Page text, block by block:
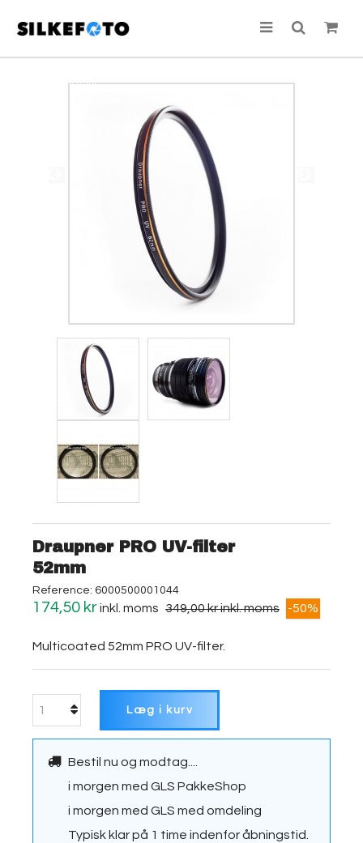
TILBUD!
Draupner PRO UV-filter
52mm
Reference: 6000500001044
174,50 krinkl. moms 349,00 krinkl. moms -50%
Multicoated 52mm PRO UV-filter.
Læg i kurv
Bestil nu og modtag....
i morgen med GLS PakkeShop
i morgen med GLS med omdeling
Typisk klar på 1 time indenfor åbningstid.